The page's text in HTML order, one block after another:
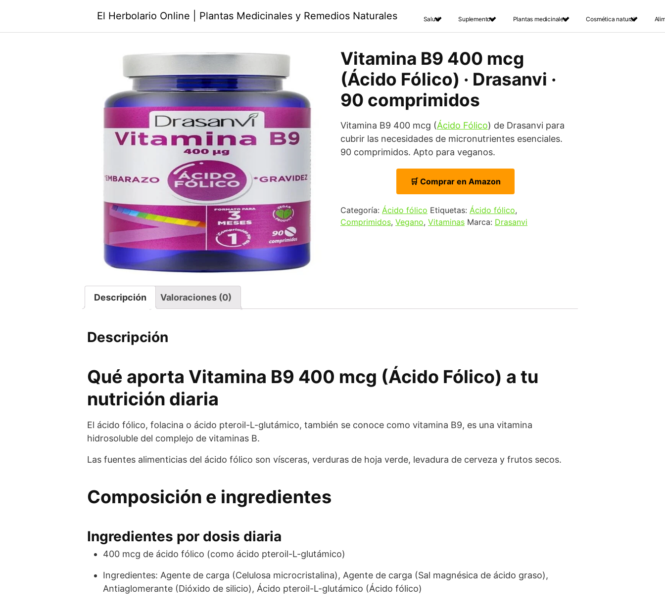
El Herbolario Online | Plantas Medicinales y Remedios Naturales Salud Suplementos Plantas medicinales Cosmética natural
Vitamina B9 400 mcg
(Ácido Fólico) · Drasanvi ·
90 comprimidos
Vitamina B9 400 mcg (Ácido Fólico) de Drasanvi para
cubrir las necesidades de micronutrientes esenciales.
90 comprimidos. Apto para veganos.
🛒 Comprar en Amazon
Categoría: Ácido fólico Etiquetas: Ácido fólico,
Comprimidos, Vegano, Vitaminas Marca: Drasanvi
Descripción Valoraciones (0)
Descripción
Qué aporta Vitamina B9 400 mcg (Ácido Fólico) a tu
nutrición diaria
El ácido fólico, folacina o ácido pteroil-L-glutámico, también se conoce como vitamina B9, es una vitamina
hidrosoluble del complejo de vitaminas B.
Las fuentes alimenticias del ácido fólico son vísceras, verduras de hoja verde, levadura de cerveza y frutos secos.
Composición e ingredientes
Ingredientes por dosis diaria
400 mcg de ácido fólico (como ácido pteroil-L-glutámico)
Ingredientes: Agente de carga (Celulosa microcristalina), Agente de carga (Sal magnésica de ácido graso),
Antiaglomerante (Dióxido de silicio), Ácido pteroil-L-glutámico (Ácido fólico)